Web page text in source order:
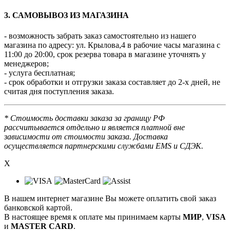
3. САМОВЫВОЗ ИЗ МАГАЗИНА
- возможность забрать заказ самостоятельно из нашего
магазина по адресу: ул. Крылова,4 в рабочие часы магазина с
11:00 до 20:00, срок резерва товара в магазине уточнять у
менеджеров;
- услуга бесплатная;
- срок обработки и отгрузки заказа составляет до 2-х дней, не
считая дня поступления заказа.
* Стоимость доставки заказа за границу РФ
рассчитывается отдельно и является платной вне
зависимости от стоимости заказа. Доставка
осуществляется партнерскими службами EMS и СДЭК.
X
В нашем интернет магазине Вы можете оплатить свой заказ
банковской картой.
В настоящее время к оплате мы принимаем карты МИР, VISA
и MASTER CARD.